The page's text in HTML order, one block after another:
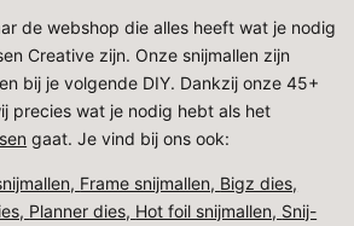
de webshop die alles heeft wat je nodig
Creative zijn. Onze snijmallen zijn
bij je volgende DIY. Dankzij onze 45+
precies wat je nodig hebt als het
gaat. Je vind bij ons ook:
Frame snijmallen, Bigz dies,
Planner dies, Hot foil snijmallen, Snij-